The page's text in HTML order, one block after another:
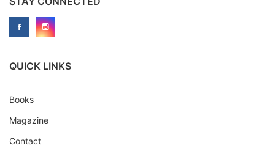
QUICK LINKS
Books
Magazine
Contact